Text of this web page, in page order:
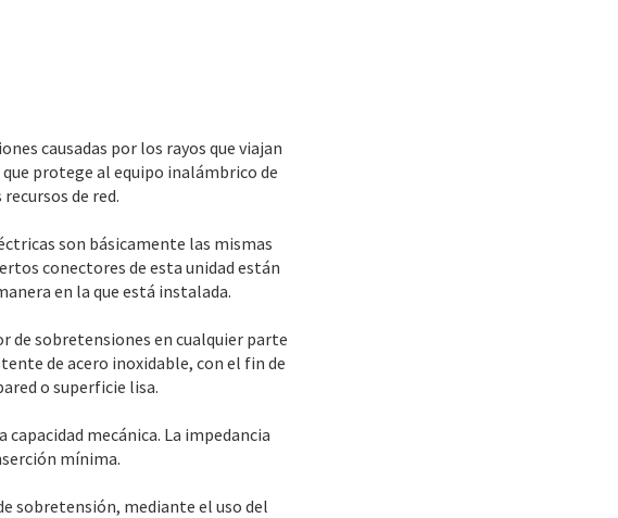
causadas por los rayos que viajan
protege al equipo inalámbrico de
de red.
son básicamente las mismas
conectores de esta unidad están
en la que está instalada.
de sobretensiones en cualquier parte
de acero inoxidable, con el fin de
o superficie lisa.
mecánica. La impedancia
mínima.
sobretensión, mediante el uso del